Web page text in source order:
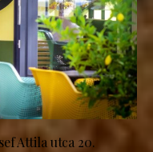
Attila utca 20.